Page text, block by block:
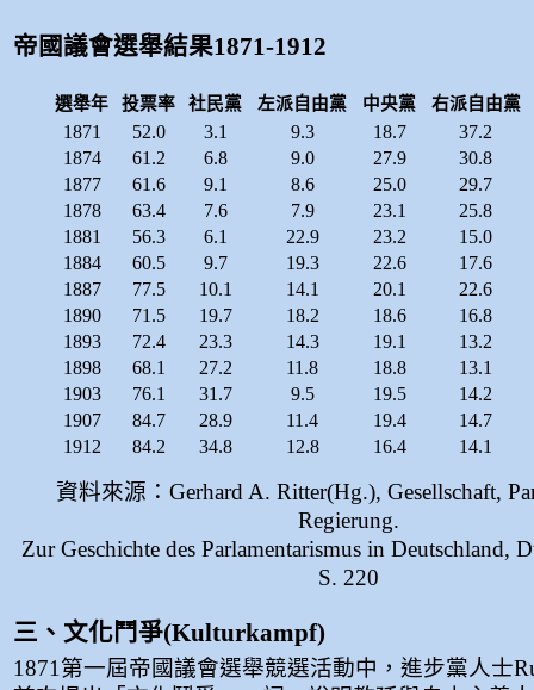
帝國議會選舉結果1871-1912
選舉年 投票率 社民黨 左派自由黨 中央黨 右派自由黨
1871 52.0 3.1 9.3 18.7
37.2
1874
61.2 6.8 9.0 27.9
30.8
1877
61.6 9.1 8.6 25.0
29.7
1878
63.4 7.6 7.9 23.1
25.8
1881
56.3 6.1 22.9 23.2
15.0
1884
60.5 9.7 19.3 22.6
17.6
1887
77.5 10.1 14.1 20.1
22.6
1890
71.5 19.7 18.2 18.6
16.8
1893
72.4 23.3 14.3 19.1
13.2
1898
68.1 27.2 11.8 18.8
13.1
1903
76.1 31.7 9.5 19.5
14.2
1907
84.7 28.9 11.4 19.4
14.7
1912
84.2 34.8 12.8 16.4 14.1
資料來源：Gerhard A. Ritter(Hg.), Gesellschaft,
Regierung.
Zur Geschichte des Parlamentarismus in Deutschland,
S. 220
三、文化鬥爭(Kulturkampf)
1871第一屆帝國議會選舉競選活動中，進步黨人士